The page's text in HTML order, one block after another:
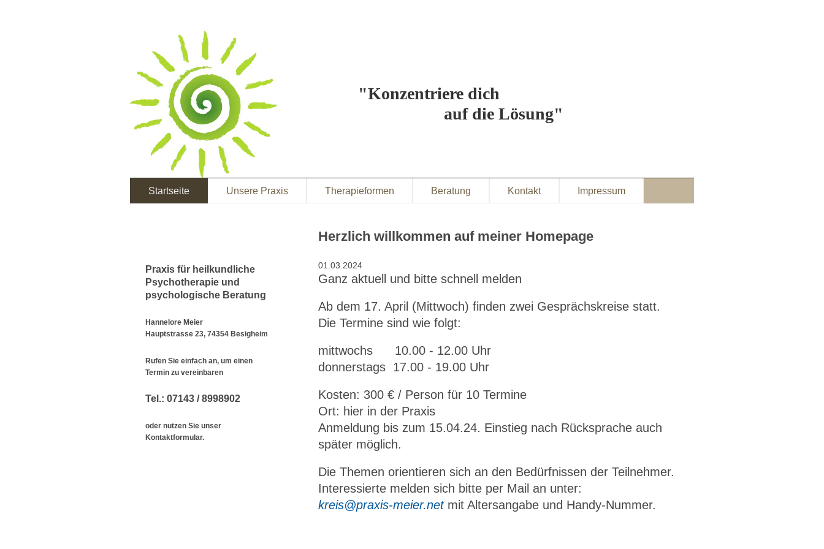
"Konzentriere dich
auf die Lösung"
Startseite Unsere Praxis Therapieformen Beratung Kontakt Impressum
Herzlich willkommen auf meiner Homepage
01.03.2024
Ganz aktuell und bitte schnell melden
Ab dem 17. April (Mittwoch) finden zwei Gesprächskreise statt.
Die Termine sind wie folgt:
mittwochs 10.00 - 12.00 Uhr
donnerstags 17.00 - 19.00 Uhr
Kosten: 300 € / Person für 10 Termine
Ort: hier in der Praxis
Anmeldung bis zum 15.04.24. Einstieg nach Rücksprache auch
später möglich.
Die Themen orientieren sich an den Bedürfnissen der Teilnehmer.
Interessierte melden sich bitte per Mail an unter:
kreis@praxis-meier.netmit Altersangabe und Handy-Nummer.
Praxis für heilkundliche
Psychotherapie und
psychologische Beratung
Hannelore Meier
Hauptstrasse 23, 74354 Besigheim
Rufen Sie einfach an, um einen
Termin zu vereinbaren
Tel.: 07143 / 8998902
oder nutzen Sie unser
Kontaktformular.